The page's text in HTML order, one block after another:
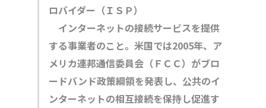
ロバイダー（ＩＳＰ）
インターネットの接続サービスを提供
する事業者のこと。米国では2005年、ア
メリカ連邦通信委員会（ＦＣＣ）がブロ
ードバンド政策綱領を発表し、公共のイ
ンターネットの相互接続を保持し促進す